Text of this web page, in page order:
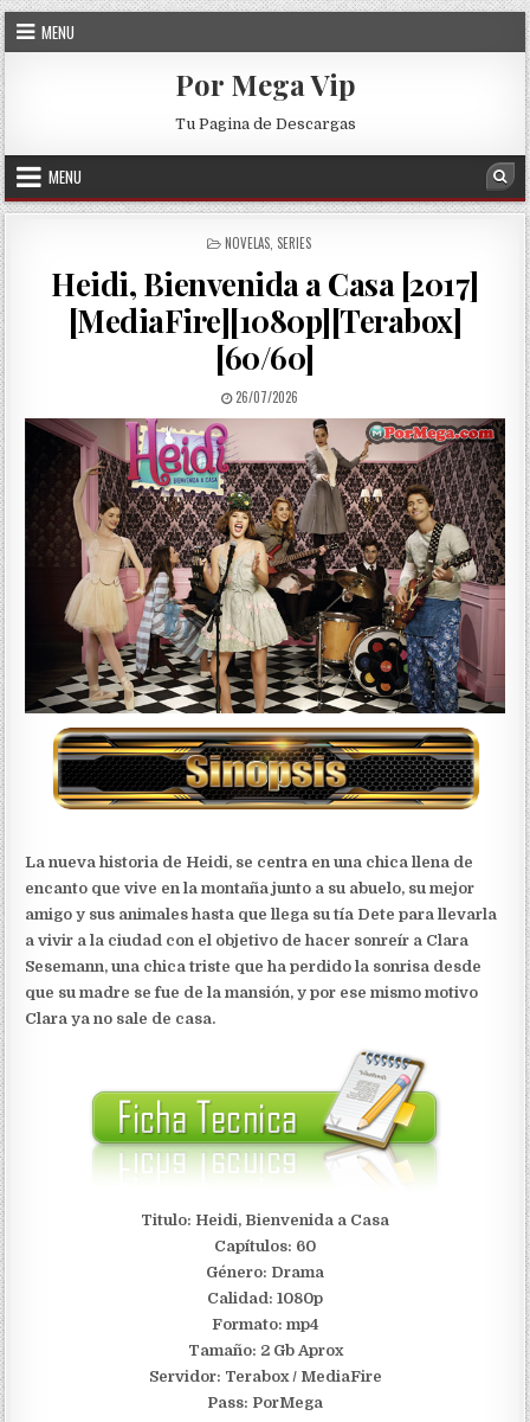
Skip to content
MENU
Por Mega Vip
Tu Pagina de Descargas
MENU
POSTED IN
NOVELAS SERIES
Heidi, Bienvenida a Casa [2017]
[MediaFire][1080p][Terabox]
[60/60]
PUBLISHED DATE:
26/07/2026
La nueva historia de Heidi, se centra en una chica llena de
encanto que vive en la montaña junto a su abuelo, su mejor
amigo y sus animales hasta que llega su tía Dete para llevarla
a vivir a la ciudad con el objetivo de hacer sonreír a Clara
Sesemann, una chica triste que ha perdido la sonrisa desde
que su madre se fue de la mansión, y por ese mismo motivo
Clara ya no sale de casa.
Titulo: Heidi, Bienvenida a Casa
Capítulos: 60
Género: Drama
Calidad: 1080p
Formato: mp4
Tamaño: 2 Gb Aprox
Servidor: Terabox / MediaFire
Pass: PorMega